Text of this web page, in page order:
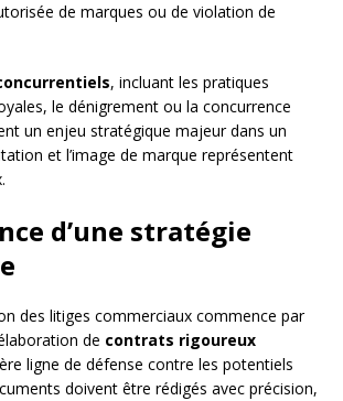
de marques ou de violation de
, incluant les pratiques
le dénigrement ou la concurrence
un enjeu stratégique majeur dans un
et l’image de marque représentent
d’une stratégie
des litiges commerciaux commence par
de contrats rigoureux
ligne de défense contre les potentiels
doivent être rédigés avec précision,